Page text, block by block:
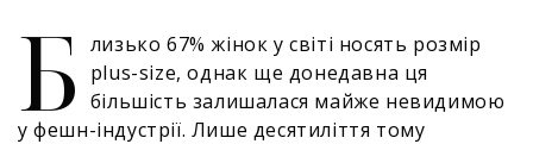
Б лизько 67% жінок у світі носять розмір
plus-size, однак ще донедавна ця
більшість залишалася майже невидимою
у фешн-індустрії. Лише десятиліття тому